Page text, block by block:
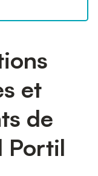
et
de
Portil